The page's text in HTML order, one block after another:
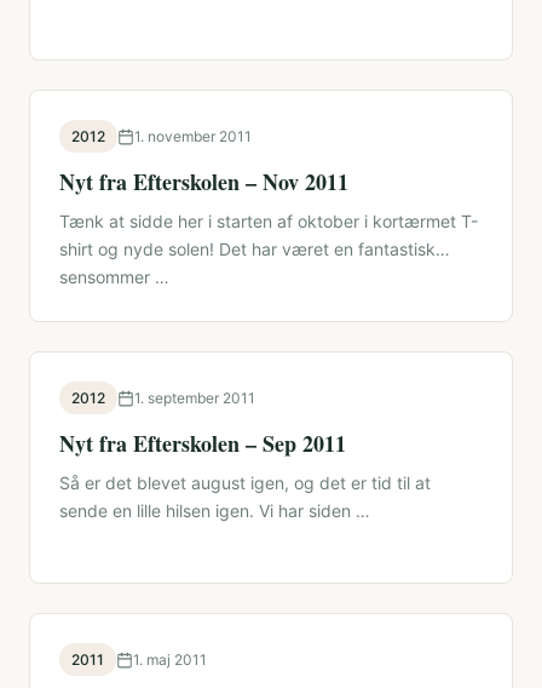
2012 1. november 2011
Nyt fra Efterskolen – Nov 2011
Tænk at sidde her i starten af oktober i kortærmet T-
shirt og nyde solen! Det har været en fantastisk
sensommer …
2012 1. september 2011
Nyt fra Efterskolen – Sep 2011
Så er det blevet august igen, og det er tid til at
sende en lille hilsen igen. Vi har siden …
2011 1. maj 2011